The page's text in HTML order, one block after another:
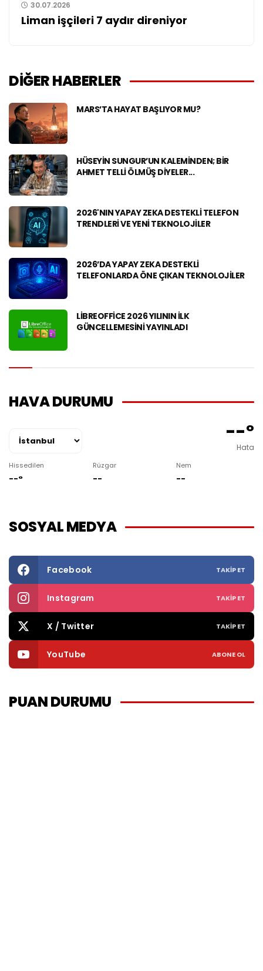
30.07.2026
Liman işçileri 7 aydır direniyor
DİĞER HABERLER
MARS’TA HAYAT BAŞLIYOR MU?
HÜSEYIN SUNGUR’UN KALEMINDEN; BIR
AHMET TELLİ ÖLMÜŞ DIYELER...
2026'NIN YAPAY ZEKA DESTEKLI TELEFON
TRENDLERI VE YENI TEKNOLOJILER
2026’DA YAPAY ZEKA DESTEKLI
TELEFONLARDA ÖNE ÇIKAN TEKNOLOJILER
LIBREOFFICE 2026 YILININ İLK
GÜNCELLEMESINI YAYINLADI
HAVA DURUMU
--°
Hata
Hissedilen
--°
Rüzgar
--
Nem
--
SOSYAL MEDYA
Facebook TAKIP ET
Instagram TAKIP ET
X / Twitter TAKIP ET
YouTube ABONE OL
PUAN DURUMU